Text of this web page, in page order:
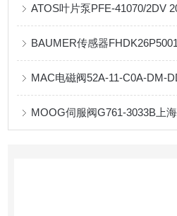
ATOS叶片泵PFE-41070/2DV
BAUMER传感器
MAC电磁阀52A-11-C0A-DM-
MOOG伺服阀G761-3033B上